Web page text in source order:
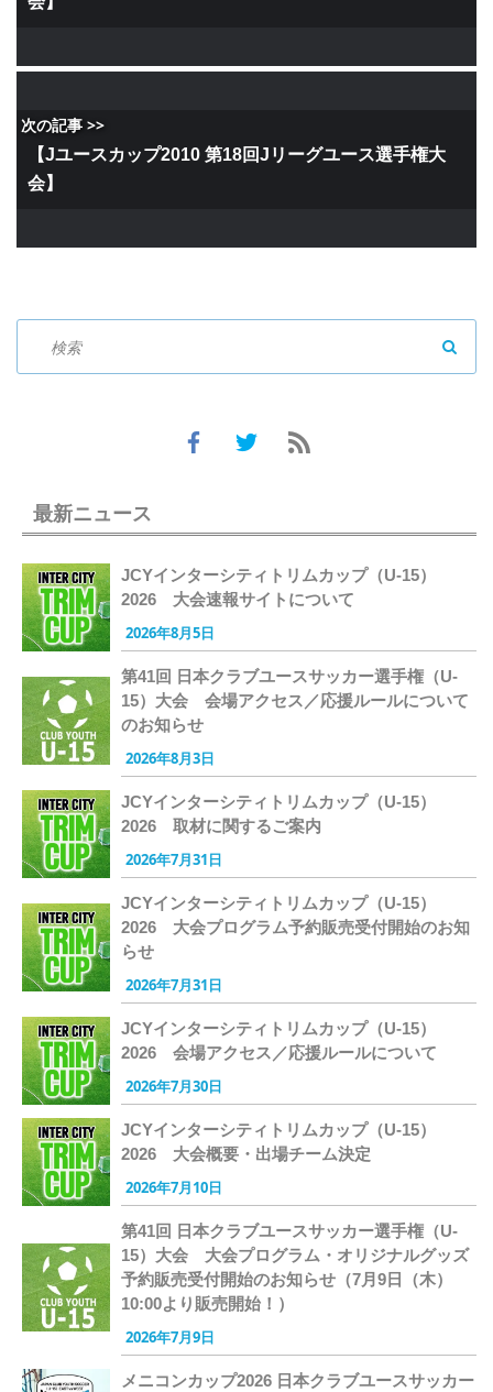
次の記事 >>
【Jユースカップ2010 第18回Jリーグユース選手権大
会】
最新ニュース
JCYインターシティトリムカップ（U-15）
2026 大会速報サイトについて
2026年8月5日
第41回 日本クラブユースサッカー選手権（U-
15）大会 会場アクセス／応援ルールについて
のお知らせ
2026年8月3日
JCYインターシティトリムカップ（U-15）
2026 取材に関するご案内
2026年7月31日
JCYインターシティトリムカップ（U-15）
2026 大会プログラム予約販売受付開始のお知
らせ
2026年7月31日
JCYインターシティトリムカップ（U-15）
2026 会場アクセス／応援ルールについて
2026年7月30日
JCYインターシティトリムカップ（U-15）
2026 大会概要・出場チーム決定
2026年7月10日
第41回 日本クラブユースサッカー選手権（U-
15）大会 大会プログラム・オリジナルグッズ
予約販売受付開始のお知らせ（7月9日（木）
10:00より販売開始！）
2026年7月9日
メニコンカップ2026 日本クラブユースサッカー